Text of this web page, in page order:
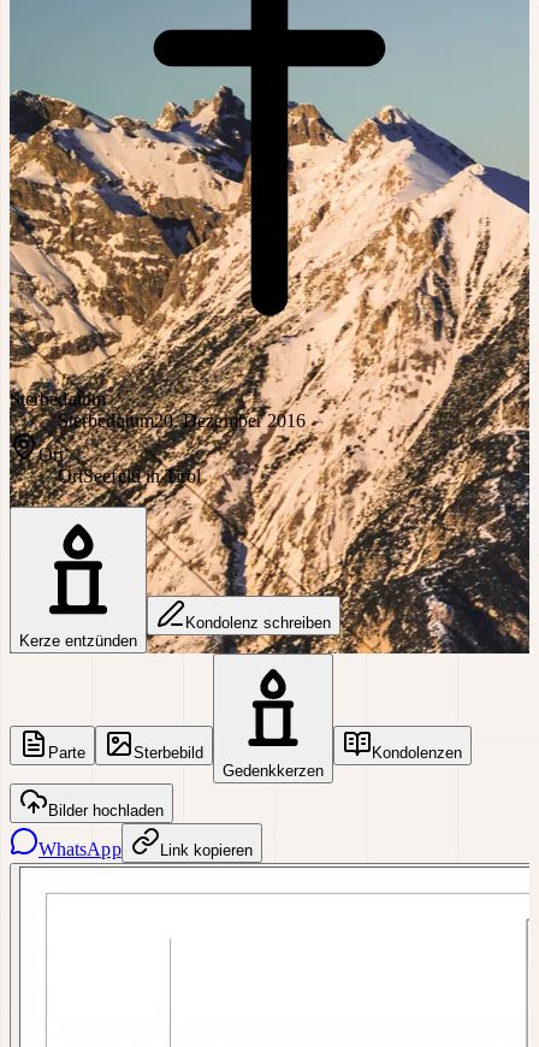
Sterbedatum
Sterbedatum20. Dezember 2016
Ort
OrtSeefeld in Tirol
Kerze entzünden
Kondolenz schreiben
Parte
Sterbebild
Gedenkkerzen
Kondolenzen
Bilder hochladen
WhatsApp Link kopieren